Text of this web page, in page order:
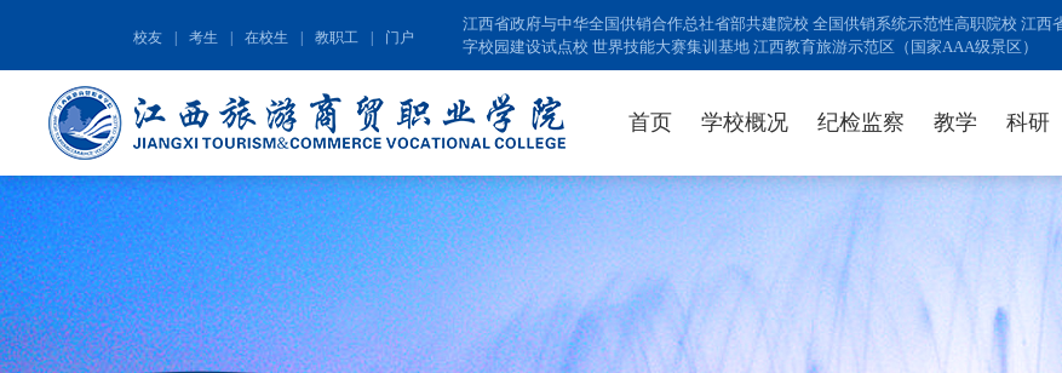
校友 考生 在校生 教职工 门户
江西省政府与中华全国供销合作总社省部共建院校 全国供销系统示范性高职院校 江
字校园建设试点校 世界技能大赛集训基地 江西教育旅游示范区（国家AAA级景区）
首页 学校概况 纪检监察 教学 科研